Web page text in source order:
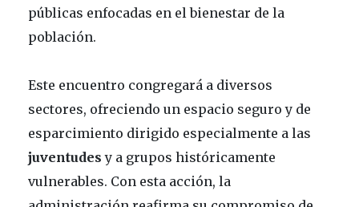
públicas enfocadas en el bienestar de la
población.
Este encuentro congregará a diversos
sectores, ofreciendo un espacio seguro y de
esparcimiento dirigido especialmente a las
juventudes y a grupos históricamente
vulnerables. Con esta acción, la